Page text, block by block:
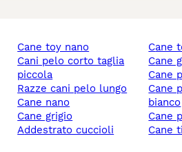
cane toy nano
cani pelo corto taglia
piccola
razze cani pelo lungo
cane nano
cane grigio
addestrato cuccioli
cane
cane
cane
cane piccola taglia
bianco
cane
cane